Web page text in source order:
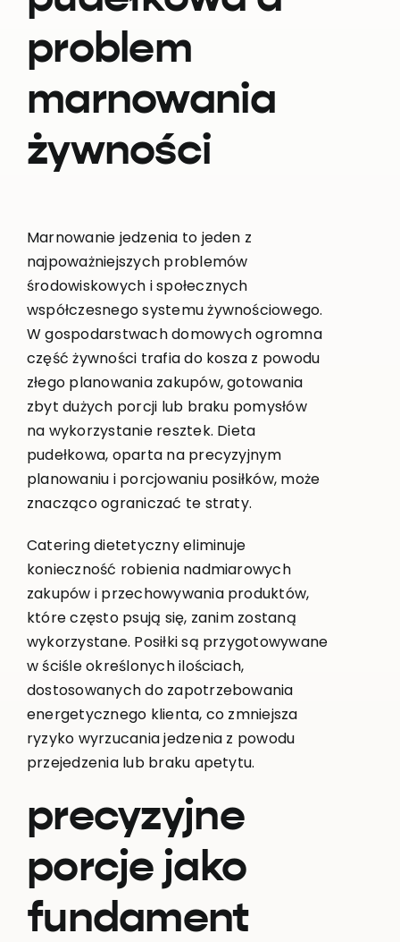
problem
marnowania
żywności
Marnowanie jedzenia to jeden z
najpoważniejszych problemów
środowiskowych i społecznych
współczesnego systemu żywnościowego.
W gospodarstwach domowych ogromna
część żywności trafia do kosza z powodu
złego planowania zakupów, gotowania
zbyt dużych porcji lub braku pomysłów
na wykorzystanie resztek. Dieta
pudełkowa, oparta na precyzyjnym
planowaniu i porcjowaniu posiłków, może
znacząco ograniczać te straty.
Catering dietetyczny eliminuje
konieczność robienia nadmiarowych
zakupów i przechowywania produktów,
które często psują się, zanim zostaną
wykorzystane. Posiłki są przygotowywane
w ściśle określonych ilościach,
dostosowanych do zapotrzebowania
energetycznego klienta, co zmniejsza
ryzyko wyrzucania jedzenia z powodu
przejedzenia lub braku apetytu.
precyzyjne
porcje jako
fundament